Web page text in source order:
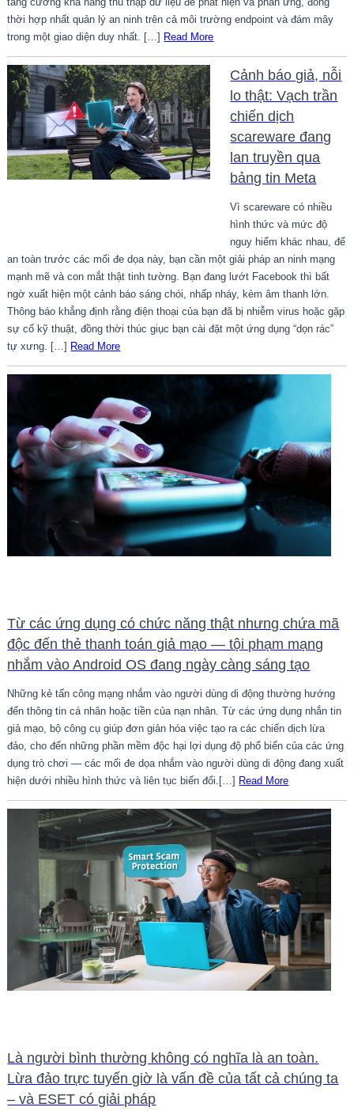
thời hợp nhất quản lý an ninh trên cả môi trường endpoint và đám mây
trong một giao diện duy nhất. […] Read More
Cảnh báo giả, nỗi
lo thật: Vạch trần
chiến dịch
scareware đang
lan truyền qua
bảng tin Meta
Vì scareware có nhiều
hình thức và mức độ
nguy hiểm khác nhau, để
an toàn trước các mối đe dọa này, bạn cần một giải pháp an ninh mạng
mạnh mẽ và con mắt thật tinh tường. Bạn đang lướt Facebook thì bất
ngờ xuất hiện một cảnh báo sáng chói, nhấp nháy, kèm âm thanh lớn.
Thông báo khẳng định rằng điện thoại của bạn đã bị nhiễm virus hoặc gặp
sự cố kỹ thuật, đồng thời thúc giục bạn cài đặt một ứng dụng “dọn rác”
tự xưng. […] Read More
Từ các ứng dụng có chức năng thật nhưng chứa mã
độc đến thẻ thanh toán giả mạo — tội phạm mạng
nhắm vào Android OS đang ngày càng sáng tạo
Những kẻ tấn công mạng nhắm vào người dùng di động thường hướng
đến thông tin cá nhân hoặc tiền của nạn nhân. Từ các ứng dụng nhắn tin
giả mạo, bộ công cụ giúp đơn giản hóa việc tạo ra các chiến dịch lừa
đảo, cho đến những phần mềm độc hại lợi dụng độ phổ biến của các ứng
dụng trò chơi — các mối đe dọa nhắm vào người dùng di động đang xuất
hiện dưới nhiều hình thức và liên tục biến đổi.[…] Read More
Là người bình thường không có nghĩa là an toàn.
Lừa đảo trực tuyến giờ là vấn đề của tất cả chúng ta
– và ESET có giải pháp